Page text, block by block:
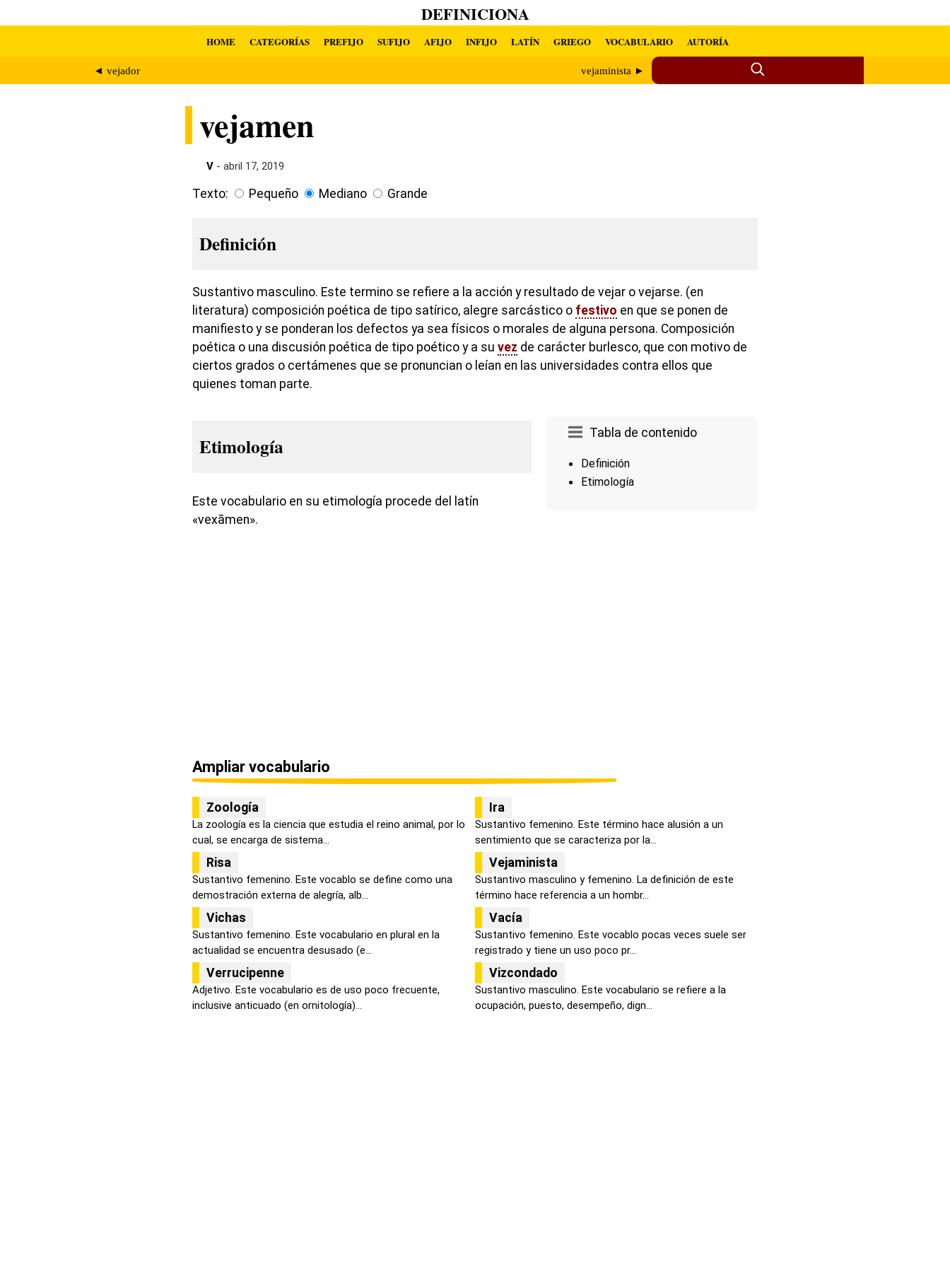
DEFINICIONA
HOME CATEGORÍAS PREFIJO SUFIJO AFIJO INFIJO LATÍN GRIEGO VOCABULARIO AUTORÍA
◄ vejador vejaminista ►
vejamen
V - abril 17, 2019
Texto: Pequeño Mediano Grande
Definición
Sustantivo masculino. Este termino se refiere a la acción y resultado de vejar o vejarse. (en
literatura) composición poética de tipo satírico, alegre sarcástico o festivo en que se ponen de
manifiesto y se ponderan los defectos ya sea físicos o morales de alguna persona. Composición
poética o una discusión poética de tipo poético y a su vez de carácter burlesco, que con motivo de
ciertos grados o certámenes que se pronuncian o leían en las universidades contra ellos que
quienes toman parte.
Tabla de contenido
Definición
Etimología
Etimología
Este vocabulario en su etimología procede del latín
«vexāmen».
Ampliar vocabulario
Zoología
La zoología es la ciencia que estudia el reino animal, por lo
cual, se encarga de sistema...
Ira
Sustantivo femenino. Este término hace alusión a un
sentimiento que se caracteriza por la...
Risa
Sustantivo femenino. Este vocablo se define como una
demostración externa de alegría, alb...
Vejaminista
Sustantivo masculino y femenino. La definición de este
término hace referencia a un hombr...
Vichas
Sustantivo femenino. Este vocabulario en plural en la
actualidad se encuentra desusado (e...
Vacía
Sustantivo femenino. Este vocablo pocas veces suele ser
registrado y tiene un uso poco pr...
Verrucipenne
Adjetivo. Este vocabulario es de uso poco frecuente,
inclusive anticuado (en ornitología)...
Vizcondado
Sustantivo masculino. Este vocabulario se refiere a la
ocupación, puesto, desempeño, dign...